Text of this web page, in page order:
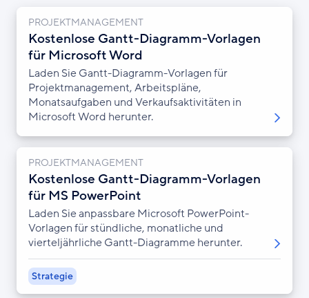
PROJEKTMANAGEMENT
Kostenlose Gantt-Diagramm-Vorlagen
für Microsoft Word
Laden Sie Gantt-Diagramm-Vorlagen für
Projektmanagement, Arbeitspläne,
Monatsaufgaben und Verkaufsaktivitäten in
Microsoft Word herunter.
PROJEKTMANAGEMENT
Kostenlose Gantt-Diagramm-Vorlagen
für MS PowerPoint
Laden Sie anpassbare Microsoft PowerPoint-
Vorlagen für stündliche, monatliche und
vierteljährliche Gantt-Diagramme herunter.
Strategie